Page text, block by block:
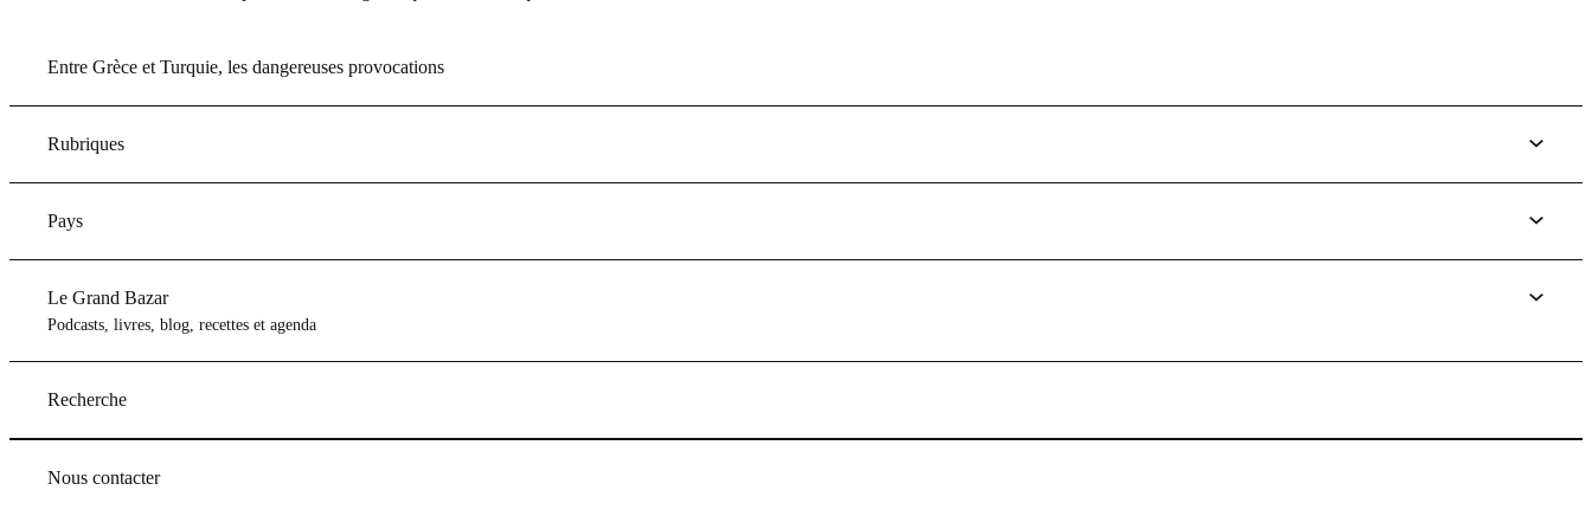
Entre Grèce et Turquie, les dangereuses provocations
Rubriques
Pays
Le Grand Bazar
Podcasts, livres, blog, recettes et agenda
Recherche
Nous contacter